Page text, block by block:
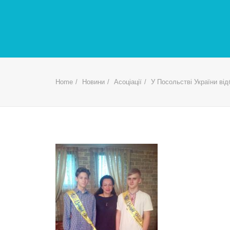
Home Новини Асоціації У Посольстві України